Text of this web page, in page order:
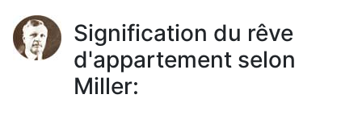
Signification du rêve
d'appartement selon
Miller: